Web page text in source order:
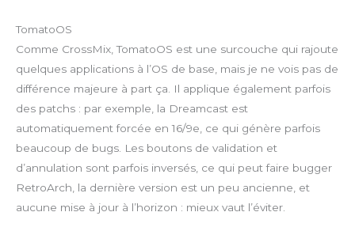
TomatoOS
Comme CrossMix, TomatoOS est une surcouche qui rajoute
quelques applications à l’OS de base, mais je ne vois pas de
différence majeure à part ça. Il applique également parfois
des patchs : par exemple, la Dreamcast est
automatiquement forcée en 16/9e, ce qui génère parfois
beaucoup de bugs. Les boutons de validation et
d’annulation sont parfois inversés, ce qui peut faire bugger
RetroArch, la dernière version est un peu ancienne, et
aucune mise à jour à l’horizon : mieux vaut l’éviter.